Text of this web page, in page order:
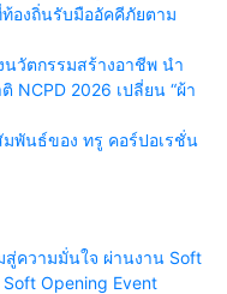
องถิ่นรับมืออัคคีภัยตาม
วัตกรรมสร้างอาชีพ นำ
NCPD 2026 เปลี่ยน “ผ้า
พันธ์ของ ทรู คอร์ปอเรชั่น
สู่ความมั่นใจ ผ่านงาน Soft
Opening Event